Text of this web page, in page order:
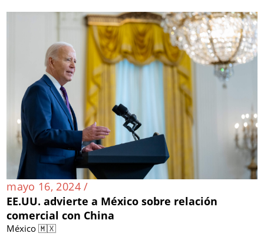
mayo 16, 2024 /
EE.UU. advierte a México sobre relación
comercial con China
México 🇲🇽